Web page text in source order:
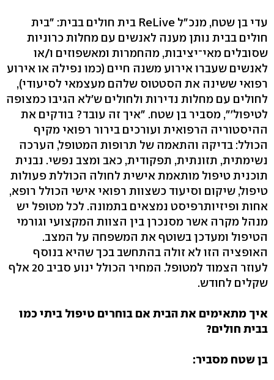
עדי בן שטח, מנכ"ל ReLive בית חולים בבית: "בית
חולים בבית נותן מענה לאנשים עם מחלות כרוניות
שסובלים מאי־יציבות, מהחמרות ומאשפוזים ו/או
לאנשים שעברו אירוע משנה חיים (כמו נפילה או אירוע
רפואי ששינה את הסטטוס שלהם מעצמאי לסיעודי),
לחולים עם מחלות נדירות ולחולים ש'לא הגיבו כמצופה
לטיפול'", מסביר בן שטח. "איך זה עובד? בודקים את
ההיסטוריה הרפואית ועורכים בירור רפואי מקיף
הכולל: בדיקה והתאמה של תרופות המטופל, הערכה
נשימתית, תזונתית, תפקודית, כאב ומצב נפשי. נבנית
תוכנית טיפול מותאמת אישית לחולה הכוללת פעולות
טיפול, שיקום וסיעוד כשצוות רפואי אישי הכולל רופא,
אחות ופיזיותרפיסט נמצאים בתמונה. לכל מטופל יש
מנהל מקרה אשר מסנכרן בין הצוות המקצועי וגורמי
הטיפול ומעדכן בשוטף את המשפחה על המצב.
האופציה הזו לא זולה בהתחשב בכך שהיא בנוסף
לעוזר הצמוד למטופל. המחיר הכולל ינוע סביב 20 אלף
שקלים לחודש.
איך מתאימים את הבית אם בוחרים טיפול ביתי כמו
בבית חולים?
בן שטח מסביר: